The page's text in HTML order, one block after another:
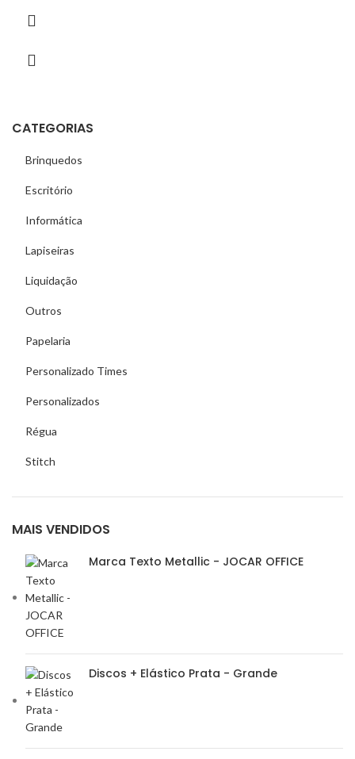
CATEGORIAS
Brinquedos
Escritório
Informática
Lapiseiras
Liquidação
Outros
Papelaria
Personalizado Times
Personalizados
Régua
Stitch
MAIS VENDIDOS
Marca Texto Metallic - JOCAR OFFICE
Discos + Elástico Prata - Grande